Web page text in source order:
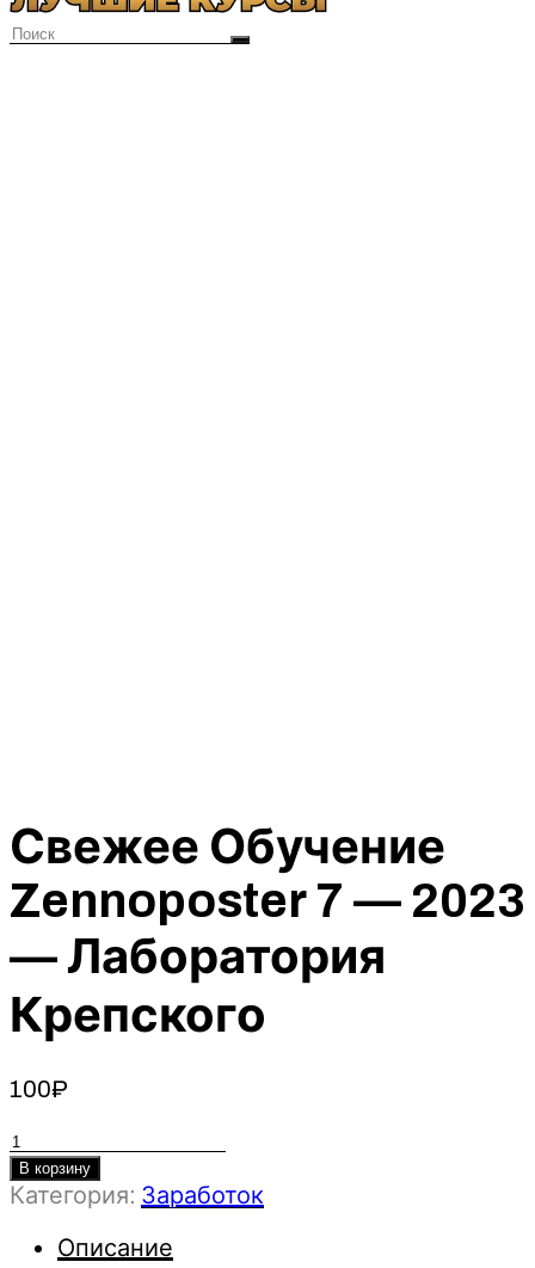
Свежее Обучение
Zennoposter 7 — 2023
— Лаборатория
Крепского
100₽
Количество
товара
Свежее
Zennoposter
В корзину
Категория: Заработок
Описание